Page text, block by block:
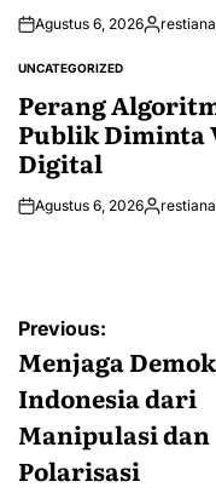
Agustus 6, 2026Posted
POSTED
UNCATEGORIZED
Perang
Publik Diminta
Digital
Agustus 6, 2026Posted
Navigasi
pos
Previous:
Menjaga
Indonesia dari
Manipulasi dan
Polarisasi